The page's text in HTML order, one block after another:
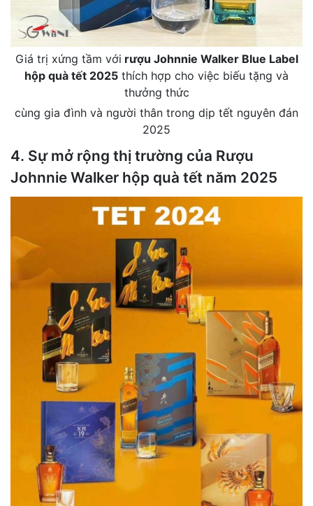
Giá trị xứng tầm với rượu Johnnie Walker Blue Label
hộp quà tết 2025 thích hợp cho việc biếu tặng và
thưởng thức
cùng gia đình và người thân trong dịp tết nguyên đán
2025
4. Sự mở rộng thị trường của Rượu
Johnnie Walker hộp quà tết năm 2025